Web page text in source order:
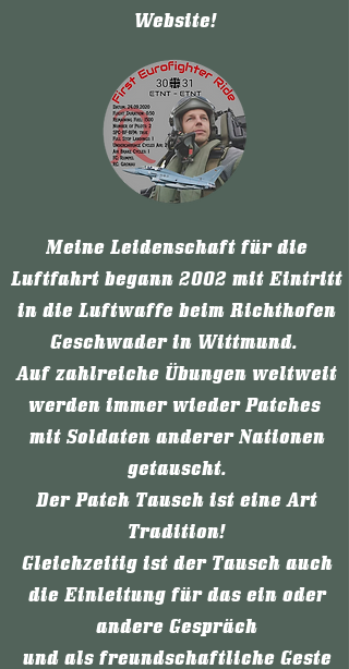
Website!
Meine Leidenschaft für die
Luftfahrt begann 2002 mit Eintritt
in die Luftwaffe beim Richthofen
Geschwader in Wittmund.
Auf zahlreiche Übungen weltweit
werden immer wieder Patches
mit Soldaten anderer Nationen
getauscht.
Der Patch Tausch ist eine Art
Tradition!
Gleichzeitig ist der Tausch auch
die Einleitung für das ein oder
andere Gespräch
und als freundschaftliche Geste